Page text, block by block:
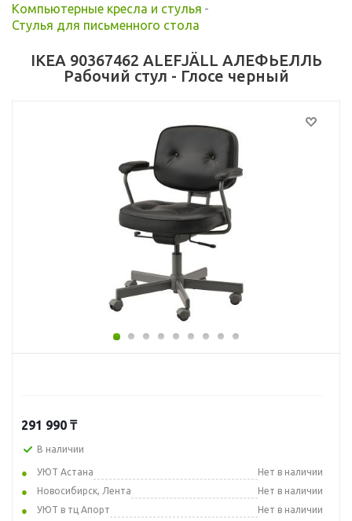
Компьютерные кресла и стулья -
Стулья для письменного стола
IKEA 90367462 ALEFJÄLL АЛЕФЬЕЛЛЬ
Рабочий стул - Глосе черный
291 990 ₸
В наличии
УЮТ Астана
Нет в наличии
Новосибирск, Лента
Нет в наличии
УЮТ в тц Апорт
Нет в наличии